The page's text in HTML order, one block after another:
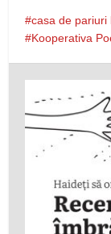
casa de pariuri
Kooperativa